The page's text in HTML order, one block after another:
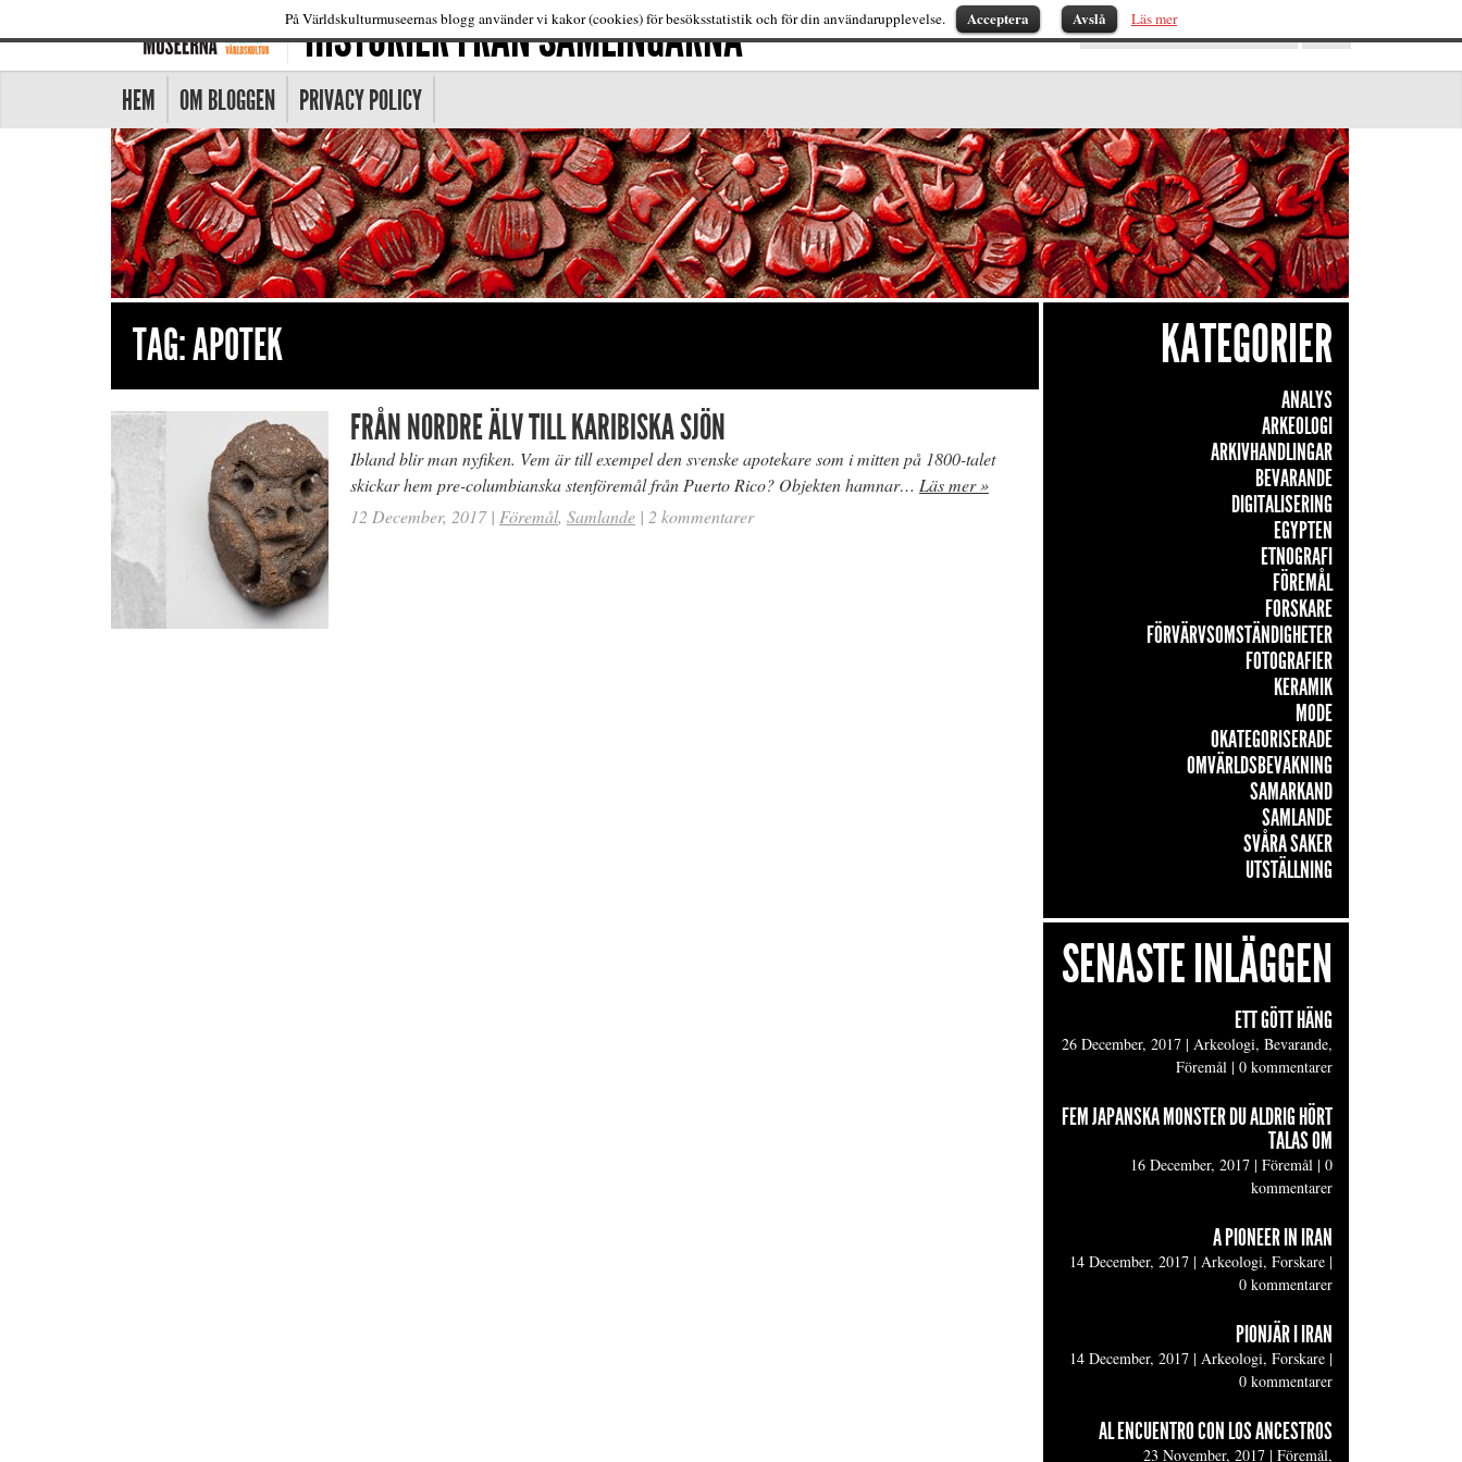
HISTORIER FRÅN SAMLINGARNA
HEM OM BLOGGEN PRIVACY POLICY
TAG:APOTEK
FRÅN NORDRE ÄLV TILL KARIBISKA SJÖN
Ibland blir man nyfiken. Vem är till exempel den svenske apotekare som i mitten på 1800-talet
skickar hem pre-columbianska stenföremål från Puerto Rico? Objekten hamnar… Läs mer »
12 December, 2017 | Föremål, Samlande | 2 kommentarer
KATEGORIER
ANALYS
ARKEOLOGI
ARKIVHANDLINGAR
BEVARANDE
DIGITALISERING
EGYPTEN
ETNOGRAFI
FÖREMÅL
FORSKARE
FÖRVÄRVSOMSTÄNDIGHETER
FOTOGRAFIER
KERAMIK
MODE
OKATEGORISERADE
OMVÄRLDSBEVAKNING
SAMARKAND
SAMLANDE
SVÅRA SAKER
UTSTÄLLNING
SENASTE INLÄGGEN
ETT GÖTT HÄNG
26 December, 2017 | Arkeologi, Bevarande,
Föremål | 0 kommentarer
FEM JAPANSKA MONSTER DU ALDRIG HÖRT
TALAS OM
16 December, 2017 | Föremål | 0
kommentarer
A PIONEER IN IRAN
14 December, 2017 | Arkeologi, Forskare |
0 kommentarer
PIONJÄR I IRAN
14 December, 2017 | Arkeologi, Forskare |
0 kommentarer
AL ENCUENTRO CON LOS ANCESTROS
23 November, 2017 | Föremål,
På Världskulturmuseernas blogg använder vi kakor (cookies) för besöksstatistik och för din användarupplevelse. Acceptera Avslå Läs mer